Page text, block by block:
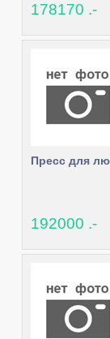
178170 .-
Пресс для
192000 .-